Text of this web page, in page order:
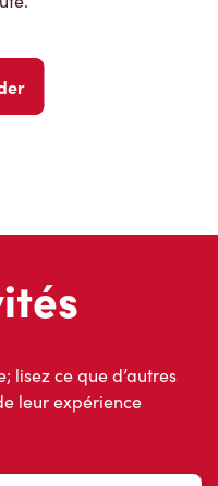
lisez ce que d’autres
leur expérience